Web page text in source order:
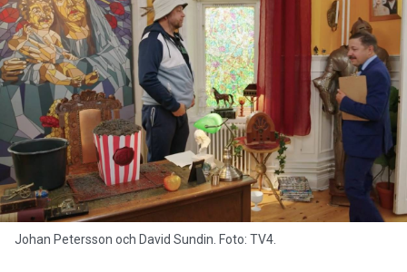
Johan Petersson och David Sundin. Foto: TV4.